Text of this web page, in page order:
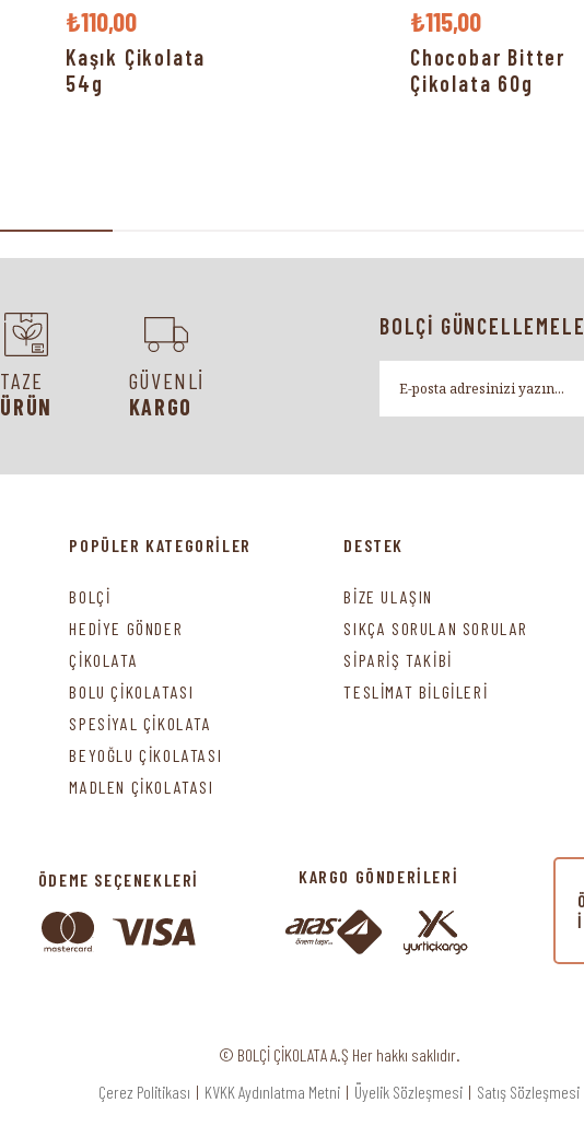
₺110,00
Kaşık Çikolata
54g
₺115,00
Chocobar Bitter
Çikolata 60g
TAZE
ÜRÜN
GÜVENLİ
KARGO
BOLÇİ
POPÜLER KATEGORİLER
BOLÇİ
HEDİYE GÖNDER
ÇİKOLATA
BOLU ÇİKOLATASI
SPESİYAL ÇİKOLATA
BEYOĞLU ÇİKOLATASI
MADLEN ÇİKOLATASI
DESTEK
BİZE ULAŞIN
SIKÇA SORULAN SORULAR
SİPARİŞ TAKİBİ
TESLİMAT BİLGİLERİ
ÖDEME SEÇENEKLERİ
KARGO GÖNDERİLERİ
© BOLÇİ ÇİKOLATA A.Ş Her hakkı saklıdır.
Çerez Politikası | KVKK Aydınlatma Metni | Üyelik Sözleşmesi | Satış Sözleşmesi